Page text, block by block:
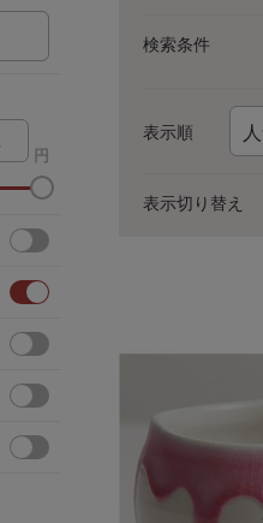
検索条件
表示順
表示切り替え